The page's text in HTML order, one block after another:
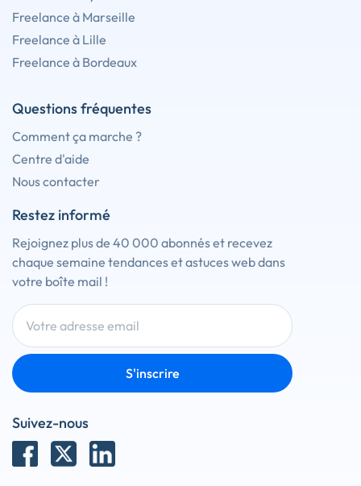
Freelance à Marseille
Freelance à Lille
Freelance à Bordeaux
Questions fréquentes
Comment ça marche ?
Centre d'aide
Nous contacter
Restez informé
Rejoignez plus de 40 000 abonnés et recevez
chaque semaine tendances et astuces web dans
votre boîte mail !
S'inscrire
Suivez-nous